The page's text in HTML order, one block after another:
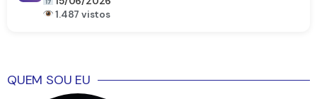
1.487 vistos
QUEM SOU EU